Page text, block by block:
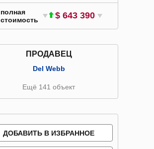
полная
стоимость
$ 643 390
ПРОДАВЕЦ
Del Webb
Ещё 141 объект
ДОБАВИТЬ В ИЗБРАННОЕ